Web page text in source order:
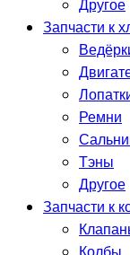
Другое
Запчасти к
Ремни
Тэны
Другое
Запчасти к